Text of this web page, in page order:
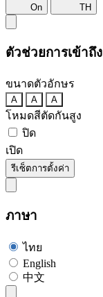
On TH
ตัวช่วยการเข้าถึง
ขนาดตัวอักษร
A A A
โหมดสีตัดกันสูง
ปิด
เปิด
รีเซ็ตการตั้งค่า
ภาษา
ไทย
English
中文